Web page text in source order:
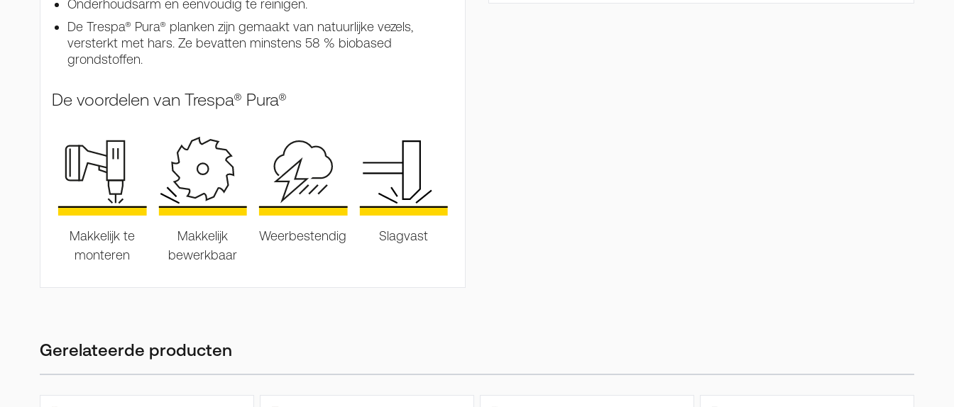
Onderhoudsarm en eenvoudig te reinigen.
De Trespa® Pura® planken zijn gemaakt van natuurlijke vezels,
versterkt met hars. Ze bevatten minstens 58 % biobased
grondstoffen.
De voordelen van Trespa® Pura®
Makkelijk te
monteren
Makkelijk
bewerkbaar
Weerbestendig Slagvast
Gerelateerde producten
Druk om carrousel over te slaan